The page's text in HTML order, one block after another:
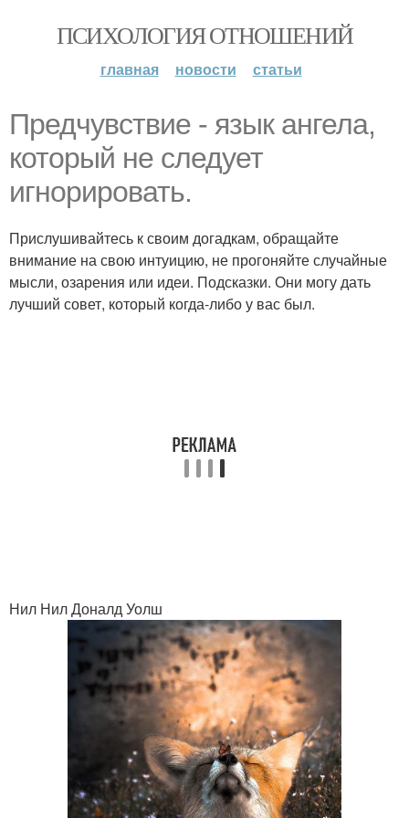
ПСИХОЛОГИЯ ОТНОШЕНИЙ
главная новости статьи
Предчувствие - язык ангела,
который не следует
игнорировать.
Прислушивайтесь к своим догадкам, обращайте
внимание на свою интуицию, не прогоняйте случайные
мысли, озарения или идеи. Подсказки. Они могу дать
лучший совет, который когда-либо у вас был.
Нил Нил Доналд Уолш